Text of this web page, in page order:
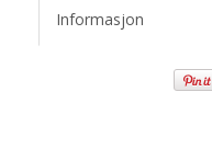
Informasjon